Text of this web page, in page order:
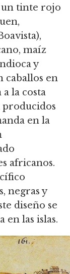
un tinte rojo
maíz
y
caballos en
la costa
producidos
en la
africanos.
negras y
diseño se
las islas.